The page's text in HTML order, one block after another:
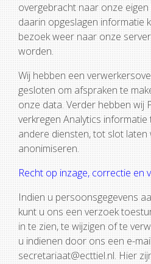
overgebracht naar onze eigen
daarin opgeslagen informatie
bezoek weer naar onze
worden.
Wij hebben een
gesloten om afspraken te
onze data. Verder hebben wij
verkregen Analytics
andere diensten, tot slot laten
anonimiseren.
Recht op inzage, correctie en
Indien u persoonsgegevens
kunt u ons een verzoek
in te zien, te wijzigen of te
u indienen door ons een e-
secretariaat@ecttiel.nl. Hier